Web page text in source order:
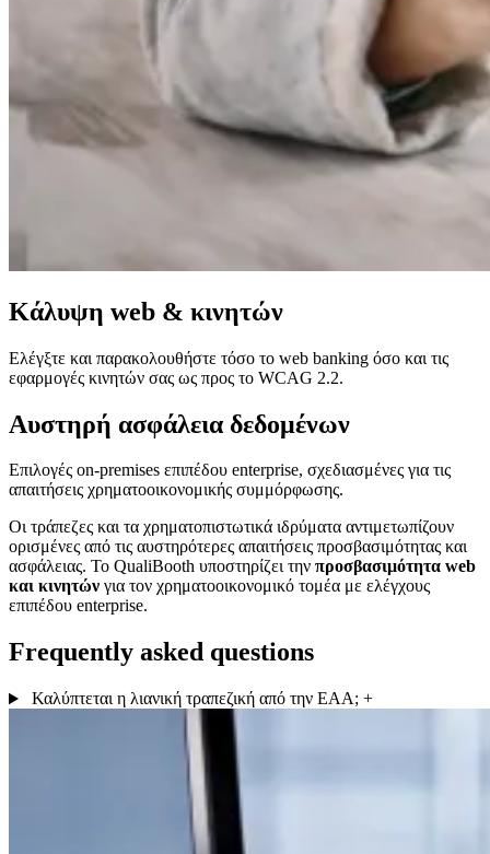
Κάλυψη web & κινητών
Ελέγξτε και παρακολουθήστε τόσο το web banking όσο και τις
εφαρμογές κινητών σας ως προς το WCAG 2.2.
Αυστηρή ασφάλεια δεδομένων
Επιλογές on-premises επιπέδου enterprise, σχεδιασμένες για τις
απαιτήσεις χρηματοοικονομικής συμμόρφωσης.
Οι τράπεζες και τα χρηματοπιστωτικά ιδρύματα αντιμετωπίζουν
ορισμένες από τις αυστηρότερες απαιτήσεις προσβασιμότητας και
ασφάλειας. Το QualiBooth υποστηρίζει την προσβασιμότητα web
και κινητών για τον χρηματοοικονομικό τομέα με ελέγχους
επιπέδου enterprise.
Frequently asked questions
Καλύπτεται η λιανική τραπεζική από την EAA; +